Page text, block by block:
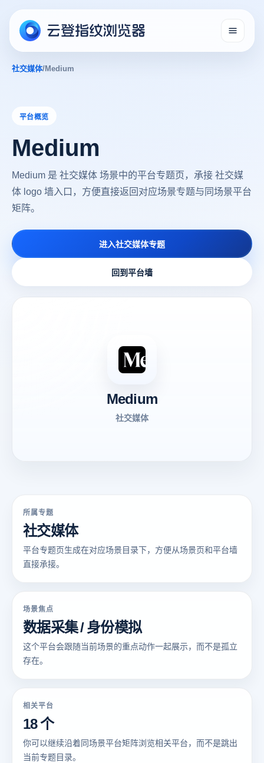
社交媒体/Medium
平台概览
Medium
Medium 是 社交媒体 场景中的平台专题页，承接 社交媒
体 logo 墙入口，方便直接返回对应场景专题与同场景平台
矩阵。
进入社交媒体专题
回到平台墙
Medium
社交媒体
所属专题
社交媒体
平台专题页生成在对应场景目录下，方便从场景页和平台墙
直接承接。
场景焦点
数据采集 / 身份模拟
这个平台会跟随当前场景的重点动作一起展示，而不是孤立
存在。
相关平台
18 个
你可以继续沿着同场景平台矩阵浏览相关平台，而不是跳出
当前专题目录。